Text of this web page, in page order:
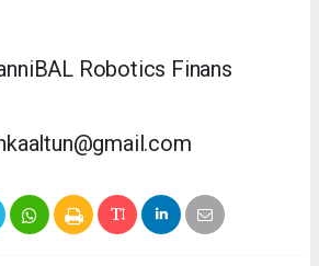
Robotics Finans